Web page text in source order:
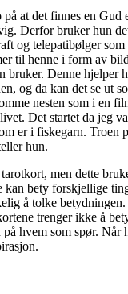
at det finnes en Gud
Derfor bruker hun
og telepatibølger
til henne i form av
bruker. Denne hjelper
og da kan det se ut
nesten som i en
Det startet da jeg
er i fiskegarn. Troen
hun.
men dette
kan bety forskjellige
å tolke
trenger ikke å
hvem som spør. Når